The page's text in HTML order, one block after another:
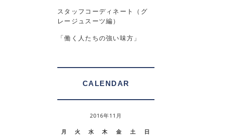
スタッフコーディネート（グ
レージュスーツ編）
「働く人たちの強い味方」
CALENDAR
2016年11月
月 火 水 木 金 土 日